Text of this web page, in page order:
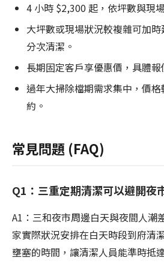
4 小時 $2,300 起，依坪數與現
大坪數或現場狀況較複雜可加
分次清潔。
長期固定客戶享優惠價，具體報
過年大掃除檔期需求集中，價
約。
常見問題 (FAQ)
Q1：三重定期清潔可以避開夜
A1：三和夜市周邊白天與夜間人潮
家實際狀況安排在白天時段到府清
壅塞的時間，讓清潔人員能準時抵